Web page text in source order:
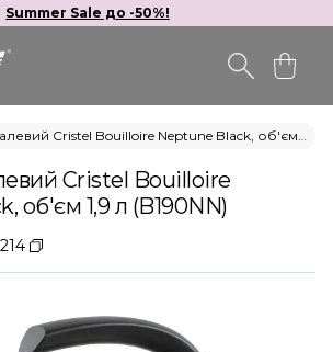
Summer Sale до -50%!
Cristel Bouilloire Neptune Black, об'єм 1,9 л (B190NN)
Cristel Bouilloire
об'єм 1,9 л (B190NN)